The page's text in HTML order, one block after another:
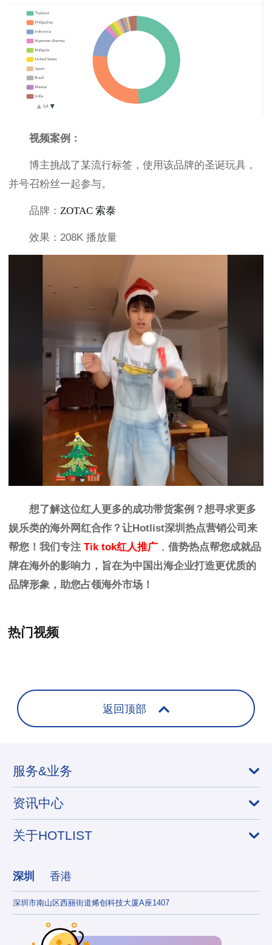
视频案例：
博主挑战了某流行标签，使用该品牌的圣诞玩具，
并号召粉丝一起参与。
品牌： ZOTAC 索泰
效果：208K 播放量
想了解这位红人更多的成功带货案例？想寻求更多
娱乐类的海外网红合作？让Hotlist深圳热点营销公司来
帮您！我们专注 Tik tok红人推广 ， 借势热点帮您成就品
牌在海外的影响力，旨在为中国出海企业打造更优质的
品牌形象，助您占领海外市场！
热门视频
返回顶部
服务&业务
资讯中心
关于HOTLIST
深圳 香港
深圳市南山区西丽街道烯创科技大厦A座1407